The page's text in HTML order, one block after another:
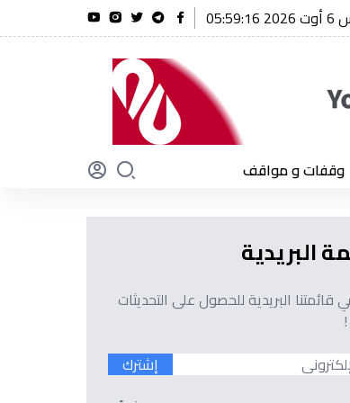
الجزائر لن تنسى أبدًا تضحيات أبنائها
وقفات و مواقف
البريدية
قائمتنا البريدية للحصول على التحديثات
!
إشترك